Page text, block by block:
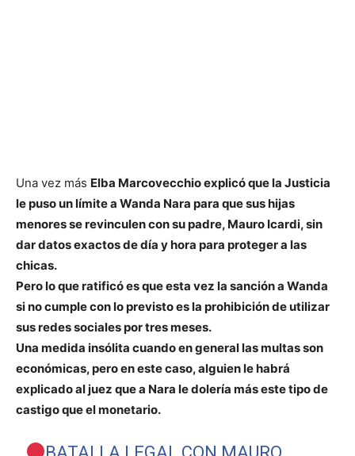
Una vez más Elba Marcovecchio explicó que la Justicia
le puso un límite a Wanda Nara para que sus hijas
menores se revinculen con su padre, Mauro Icardi, sin
dar datos exactos de día y hora para proteger a las
chicas.
Pero lo que ratificó es que esta vez la sanción a Wanda
si no cumple con lo previsto es la prohibición de utilizar
sus redes sociales por tres meses.
Una medida insólita cuando en general las multas son
económicas, pero en este caso, alguien le habrá
explicado al juez que a Nara le dolería más este tipo de
castigo que el monetario.